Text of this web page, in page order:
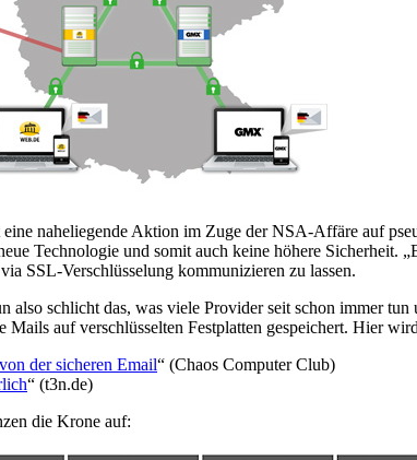
naheliegende Aktion im Zuge der NSA-Affäre auf
Technologie und somit auch keine höhere
SSL-Verschlüsselung kommunizieren zu lassen.
also schlicht das, was viele Provider seit schon immer tun
Mails auf verschlüsselten Festplatten gespeichert. Hier
der sicheren Email“ (Chaos Computer Club)
“ (t3n.de)
die Krone auf: